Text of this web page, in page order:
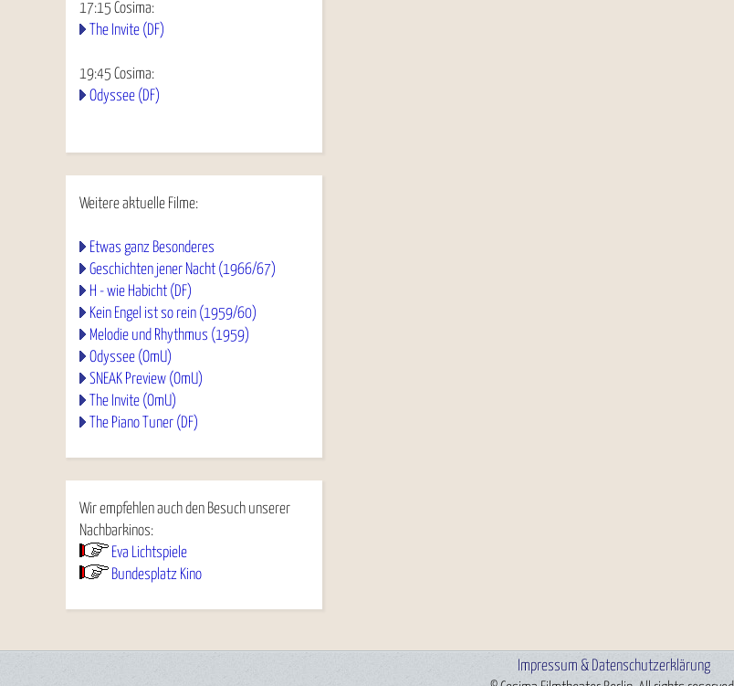
17:15 Cosima:
The Invite (DF)
19:45 Cosima:
Odyssee (DF)
Weitere aktuelle Filme:
Etwas ganz Besonderes
Geschichten jener Nacht (1966/67)
H - wie Habicht (DF)
Kein Engel ist so rein (1959/60)
Melodie und Rhythmus (1959)
Odyssee (OmU)
SNEAK Preview (OmU)
The Invite (OmU)
The Piano Tuner (DF)
Wir empfehlen auch den Besuch unserer
Nachbarkinos:
Eva Lichtspiele
Bundesplatz Kino
Impressum & Datenschutzerklärung